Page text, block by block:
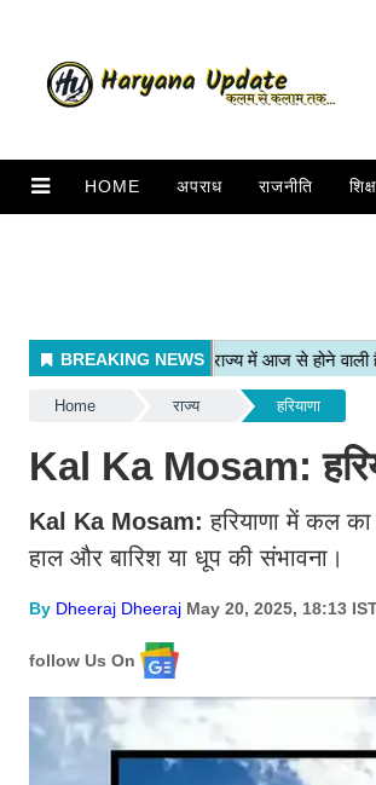
HOME अपराध राजनीति
Home राज्य हरियाणा
Kal Ka Mosam:
Kal Ka Mosam:हरियाणा में कल का
हाल और बारिश या धूप की संभावना।
By Dheeraj Dheeraj May 20, 2025, 18:13
follow Us On